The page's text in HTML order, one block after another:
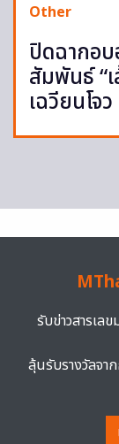
Other
ปิดฉากอบ
สัมพันธ์ “
เฉวียนโจว
รับข่าวสารเล
ลุ้นรับรางวัลจา